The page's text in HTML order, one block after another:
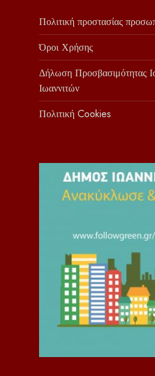
Πολιτική προστασίας
Όροι Χρήσης
Δήλωση Προσβασιμότητας
Ιωαννιτών
Πολιτική Cookies